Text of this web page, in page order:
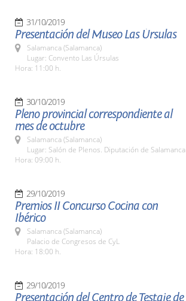
31/10/2019
Presentación del Museo Las Úrsulas
Salamanca (Salamanca)
Lugar: Convento Las Úrsulas
Hora: 11:00 h.
30/10/2019
Pleno provincial correspondiente al
mes de octubre
Salamanca (Salamanca)
Lugar: Salón de Plenos. Diputación de Salamanca
Hora: 09:00 h.
29/10/2019
Premios II Concurso Cocina con
Ibérico
Salamanca (Salamanca)
Palacio de Congresos de CyL
Hora: 18:00 h.
29/10/2019
Presentación del Centro de Testaje de